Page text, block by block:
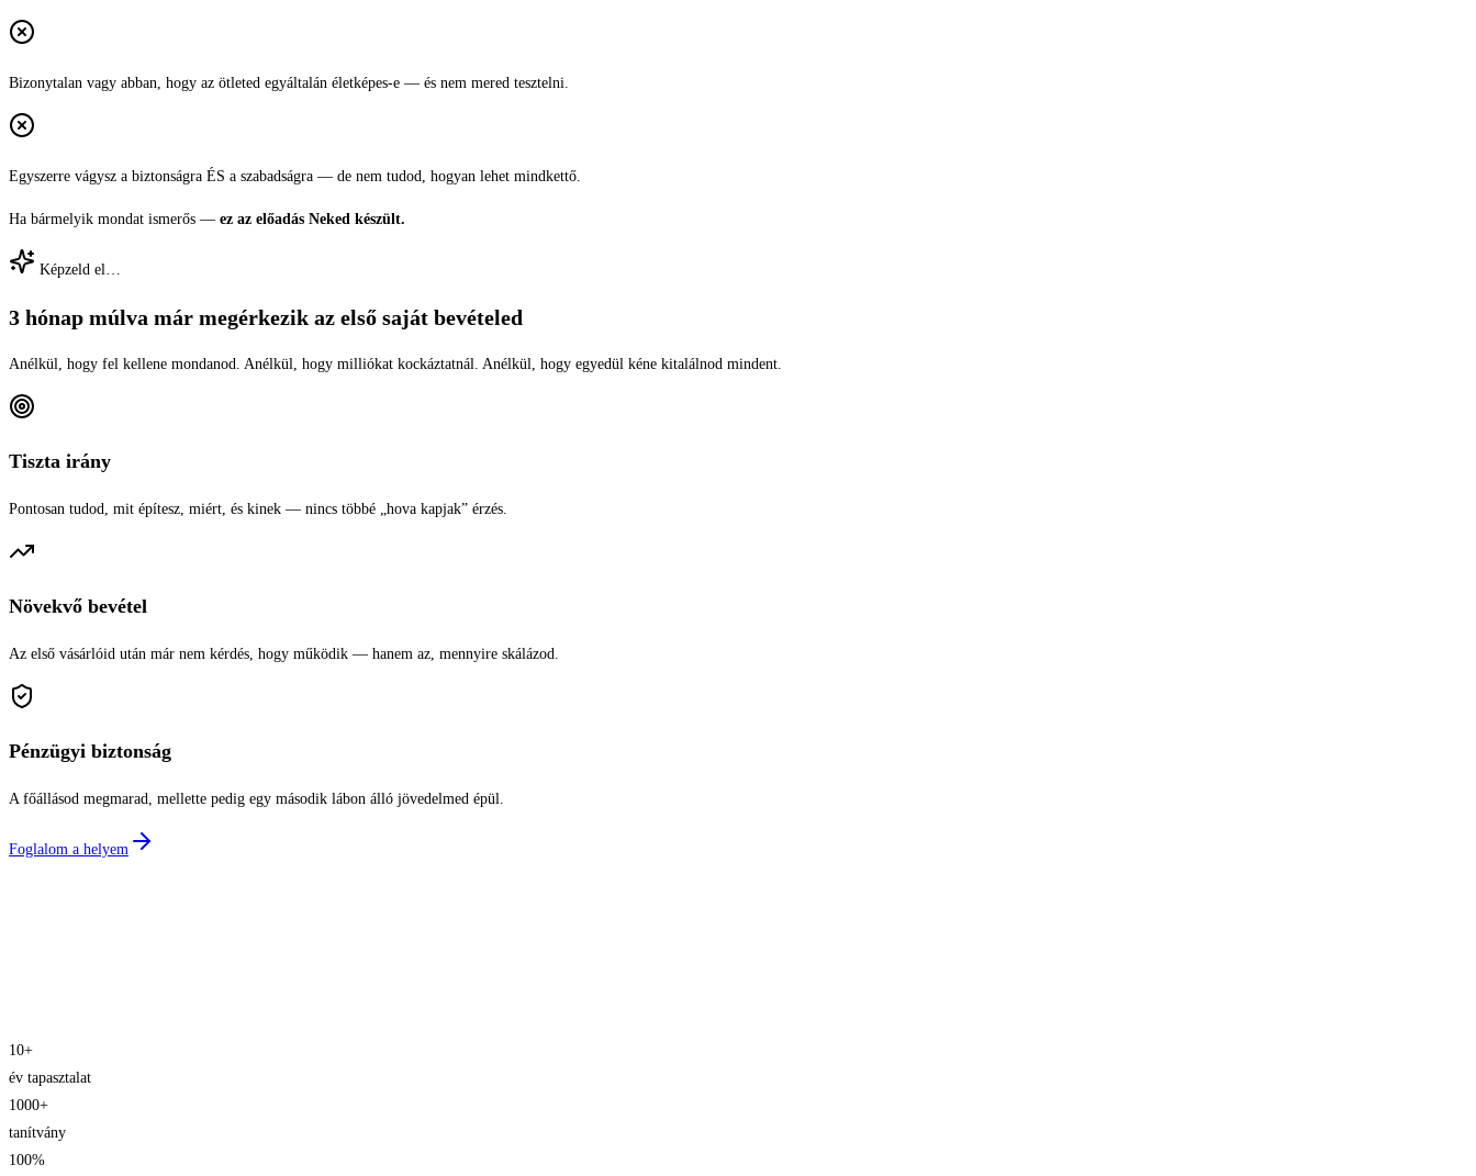
Bizonytalan vagy abban, hogy az ötleted egyáltalán életképes-e — és nem mered tesztelni.
Egyszerre vágysz a biztonságra ÉS a szabadságra — de nem tudod, hogyan lehet mindkettő.
Ha bármelyik mondat ismerős — ez az előadás Neked készült.
Képzeld el…
3 hónap múlva már megérkezik az első saját bevételed
Anélkül, hogy fel kellene mondanod. Anélkül, hogy milliókat kockáztatnál. Anélkül, hogy egyedül kéne kitalálnod mindent.
Tiszta irány
Pontosan tudod, mit építesz, miért, és kinek — nincs többé „hova kapjak” érzés.
Növekvő bevétel
Az első vásárlóid után már nem kérdés, hogy működik — hanem az, mennyire skálázod.
Pénzügyi biztonság
A főállásod megmarad, mellette pedig egy második lábon álló jövedelmed épül.
Foglalom a helyem
10+
év tapasztalat
1000+
tanítvány
100%